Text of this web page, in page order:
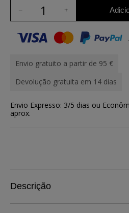
Envio gratuito a partir de 95 €
Devolução gratuita em 14 dias
Envio Expresso: 3/5 dias ou
aprox.
Descrição